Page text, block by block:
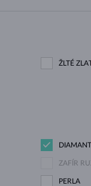
ŽLTÉ
DIAMANT
ZAFÍR
PERLA